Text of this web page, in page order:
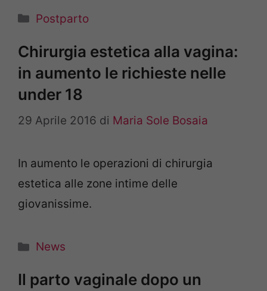
Categorie
Postparto
Chirurgia estetica alla vagina:
in aumento le richieste nelle
under 18
29 Aprile 2016 di Maria Sole Bosaia
In aumento le operazioni di chirurgia
estetica alle zone intime delle
giovanissime.
Categorie
News
Il parto vaginale dopo un